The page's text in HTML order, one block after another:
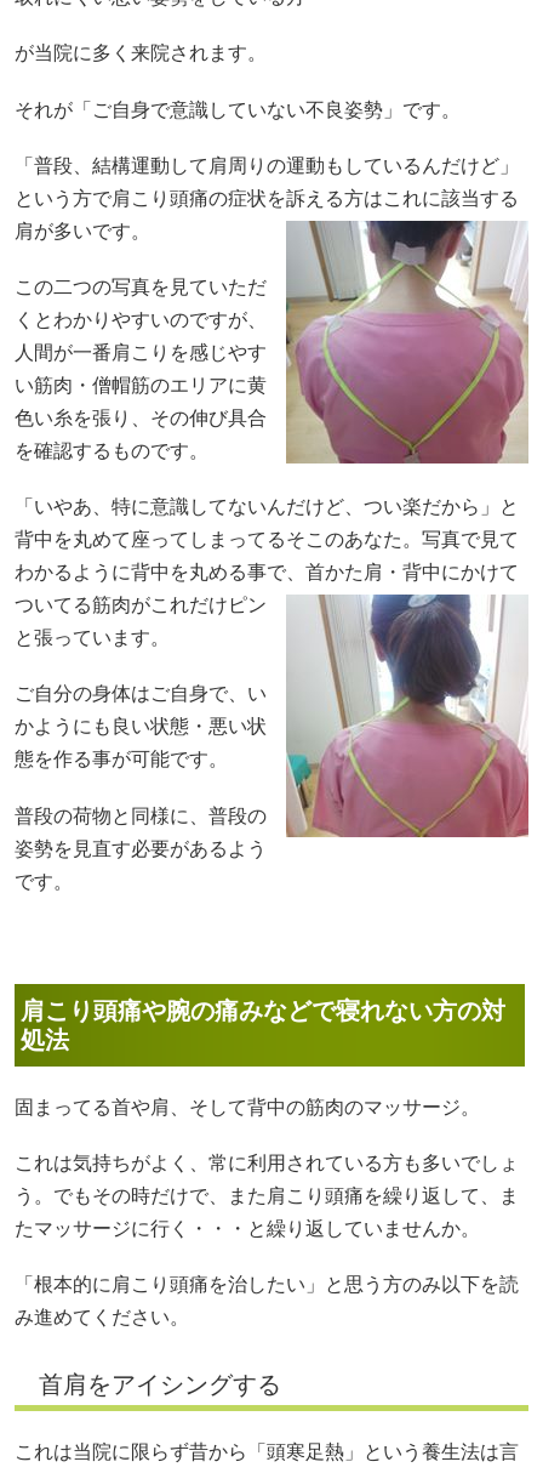
が当院に多く来院されます。
それが「ご自身で意識していない不良姿勢」です。
「普段、結構運動して肩周りの運動もしているんだけど」
という方で肩こり頭痛の症状を訴える方はこれに該当する
肩が多いです。
この二つの写真を見ていただ
くとわかりやすいのですが、
人間が一番肩こりを感じやす
い筋肉・僧帽筋のエリアに黄
色い糸を張り、その伸び具合
を確認するものです。
「いやあ、特に意識してないんだけど、つい楽だから」と
背中を丸めて座ってしまってるそこのあなた。写真で見て
わかるように背中を丸める事で、首かた肩・背中にかけて
ついてる筋肉がこれだけピン
と張っています。
ご自分の身体はご自身で、い
かようにも良い状態・悪い状
態を作る事が可能です。
普段の荷物と同様に、普段の
姿勢を見直す必要があるよう
です。
肩こり頭痛や腕の痛みなどで寝れない方の対
処法
固まってる首や肩、そして背中の筋肉のマッサージ。
これは気持ちがよく、常に利用されている方も多いでしょ
う。でもその時だけで、また肩こり頭痛を繰り返して、ま
たマッサージに行く・・・と繰り返していませんか。
「根本的に肩こり頭痛を治したい」と思う方のみ以下を読
み進めてください。
首肩をアイシングする
これは当院に限らず昔から「頭寒足熱」という養生法は言